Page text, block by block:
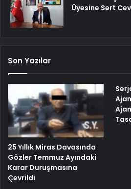
Üyesine Sert
Son Yazılar
25 Yıllık Miras Davasında
Gözler Temmuz Ayındaki
Karar Duruşmasına
Çevrildi